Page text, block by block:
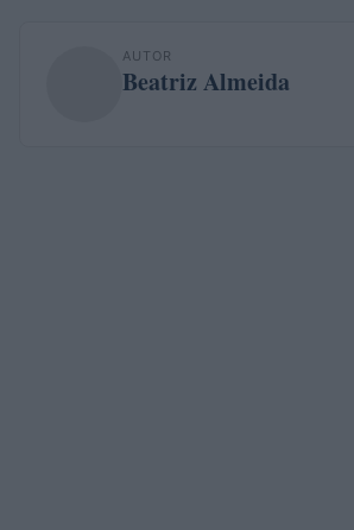
AUTOR
Beatriz Almeida